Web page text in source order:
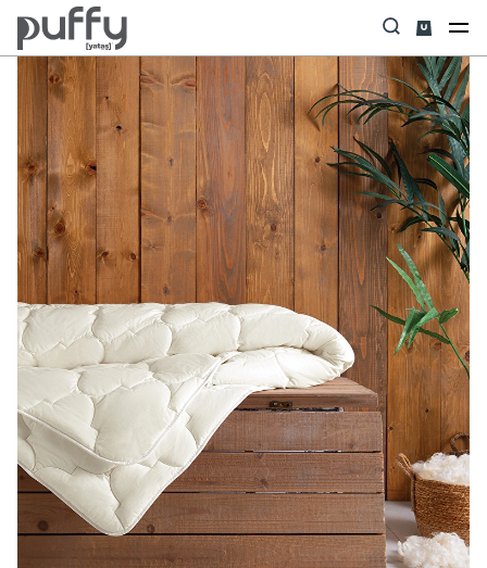
Anasayfa Yastık & Yorgan & Alez Dulcet